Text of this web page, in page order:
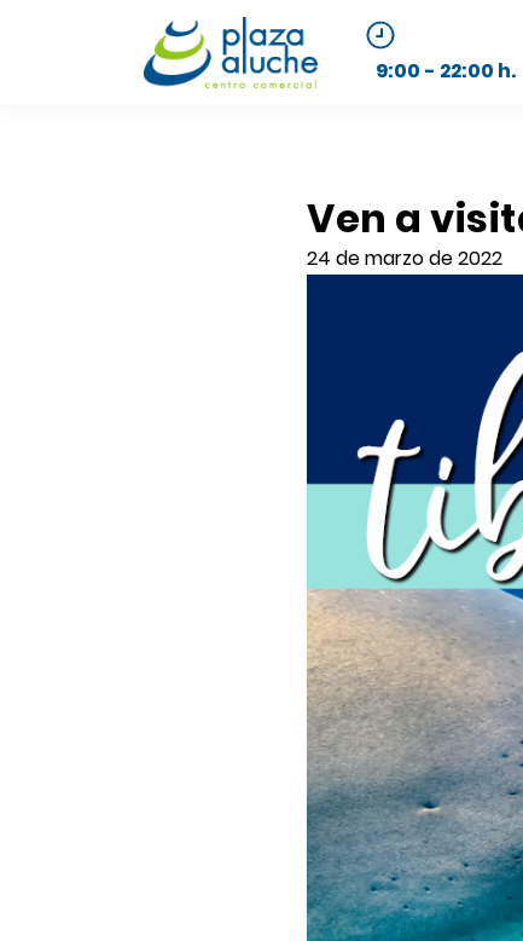
9:00 - 22:00 h.
Ven a
24 de marzo de 2022